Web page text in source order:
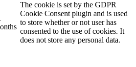
The cookie is set by the GDPR
Cookie Consent plugin and is used
to store whether or not user has
consented to the use of cookies. It
does not store any personal data.